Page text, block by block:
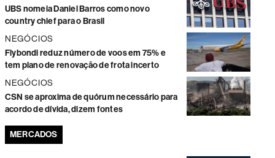
UBS nomeia Daniel Barros como novo
country chief para o Brasil
NEGÓCIOS
Flybondi reduz número de voos em 75% e
tem plano de renovação de frota incerto
NEGÓCIOS
CSN se aproxima de quórum necessário para
acordo de dívida, dizem fontes
MERCADOS